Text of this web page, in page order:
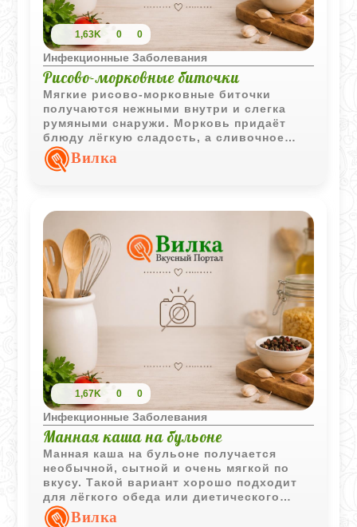
1,63K 0 0
Инфекционные Заболевания
Рисово-морковные биточки
Мягкие рисово-морковные биточки
получаются нежными внутри и слегка
румяными снаружи. Морковь придаёт
блюду лёгкую сладость, а сливочное
масло делает вкус более мягким и
домашним.
Вилка
1,67K 0 0
Инфекционные Заболевания
Манная каша на бульоне
Манная каша на бульоне получается
необычной, сытной и очень мягкой по
вкусу. Такой вариант хорошо подходит
для лёгкого обеда или диетического
питания.Вилка